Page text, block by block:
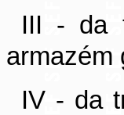
III - da
armazém
IV - da